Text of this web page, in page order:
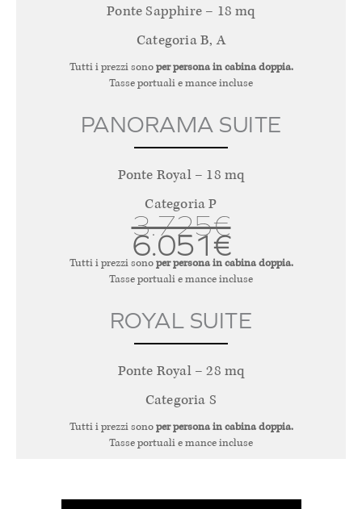
Ponte Sapphire – 18 mq
Categoria B, A
Tutti i prezzi sonoper persona in cabina doppia.
Tasse portuali e mance incluse
PANORAMA SUITE
Ponte Royal – 18 mq
Categoria P
3.725€
6.051€
Tutti i prezzi sonoper persona in cabina doppia.
Tasse portuali e mance incluse
ROYAL SUITE
Ponte Royal – 28 mq
Categoria S
Tutti i prezzi sonoper persona in cabina doppia.
Tasse portuali e mance incluse